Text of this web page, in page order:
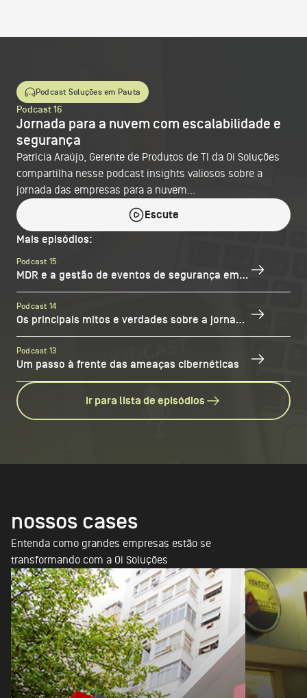
Podcast Soluções em Pauta
Podcast 16
Jornada para a nuvem com escalabilidade e
segurança
Patricia Araújo, Gerente de Produtos de TI da Oi Soluções
compartilha nesse podcast insights valiosos sobre a
jornada das empresas para a nuvem...
Escute
Mais episódios:
Podcast 15
MDR e a gestão de eventos de segurança em ambientes complexos pela Oi Soluções
Podcast 14
Os principais mitos e verdades sobre a jornada de implementação da jornada de Inteligência Artificial nas empresas
Podcast 13
Um passo à frente das ameaças cibernéticas
Ir para lista de episódios
nossos cases
Entenda como grandes empresas estão se
transformando com a Oi Soluções